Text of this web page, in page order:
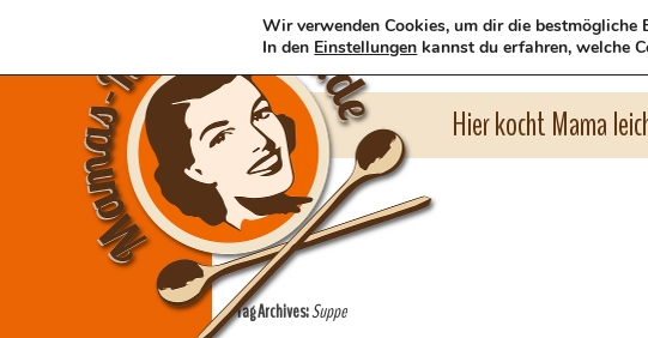
Hier kocht Mama
Tag Archives:Suppe
Wir verwenden Cookies, um dir die bestmögliche
In den Einstellungen kannst du erfahren, welche